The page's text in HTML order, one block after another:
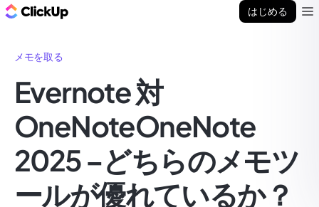
はじめる
メモを取る
Evernote 対
OneNoteOneNote
2025 –どちらのメモツ
ールが優れているか？